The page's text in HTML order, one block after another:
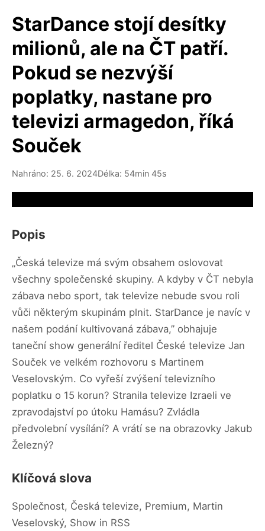
StarDance stojí desítky
milionů, ale na ČT patří.
Pokud se nezvýší
poplatky, nastane pro
televizi armagedon, říká
Souček
Nahráno: 25. 6. 2024Délka: 54min 45s
Popis
„Česká televize má svým obsahem oslovovat
všechny společenské skupiny. A kdyby v ČT nebyla
zábava nebo sport, tak televize nebude svou roli
vůči některým skupinám plnit. StarDance je navíc v
našem podání kultivovaná zábava,” obhajuje
taneční show generální ředitel České televize Jan
Souček ve velkém rozhovoru s Martinem
Veselovským. Co vyřeší zvýšení televizního
poplatku o 15 korun? Stranila televize Izraeli ve
zpravodajství po útoku Hamásu? Zvládla
předvolební vysílání? A vrátí se na obrazovky Jakub
Železný?
Klíčová slova
Společnost, Česká televize, Premium, Martin
Veselovský, Show in RSS